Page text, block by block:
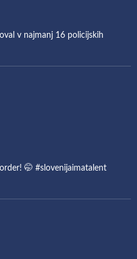
v najmanj 16 policijskih
🤭 #slovenijaimatalent